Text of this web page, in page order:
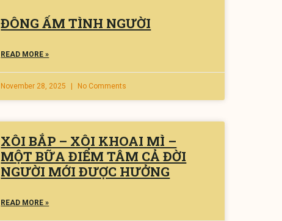
ĐÔNG ẤM TÌNH NGƯỜI
READ MORE »
November 28, 2025 No Comments
XÔI BẮP – XÔI KHOAI MÌ –
MỘT BỮA ĐIỂM TÂM CẢ ĐỜI
NGƯỜI MỚI ĐƯỢC HƯỞNG
READ MORE »